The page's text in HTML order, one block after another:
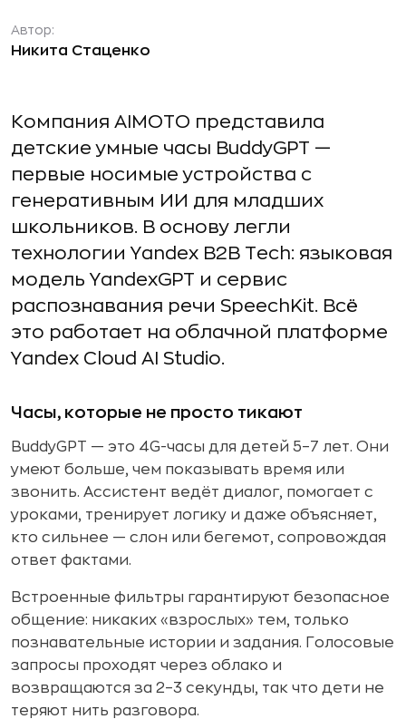
Автор:
Никита Стаценко
Компания AIMOTO представила
детские умные часы BuddyGPT —
первые носимые устройства с
генеративным ИИ для младших
школьников. В основу легли
технологии Yandex B2B Tech: языковая
модель YandexGPT и сервис
распознавания речи SpeechKit. Всё
это работает на облачной платформе
Yandex Cloud AI Studio.
Часы, которые не просто тикают
BuddyGPT — это 4G-часы для детей 5–7 лет. Они
умеют больше, чем показывать время или
звонить. Ассистент ведёт диалог, помогает с
уроками, тренирует логику и даже объясняет,
кто сильнее — слон или бегемот, сопровождая
ответ фактами.
Встроенные фильтры гарантируют безопасное
общение: никаких «взрослых» тем, только
познавательные истории и задания. Голосовые
запросы проходят через облако и
возвращаются за 2–3 секунды, так что дети не
теряют нить разговора.